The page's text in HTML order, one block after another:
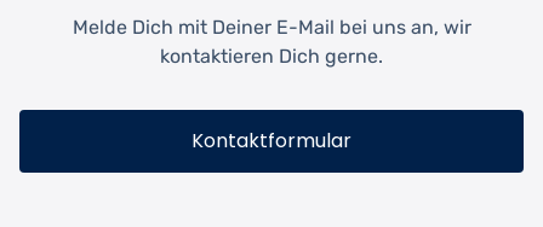
Melde Dich mit Deiner E-Mail bei uns an, wir
kontaktieren Dich gerne.
Kontaktformular